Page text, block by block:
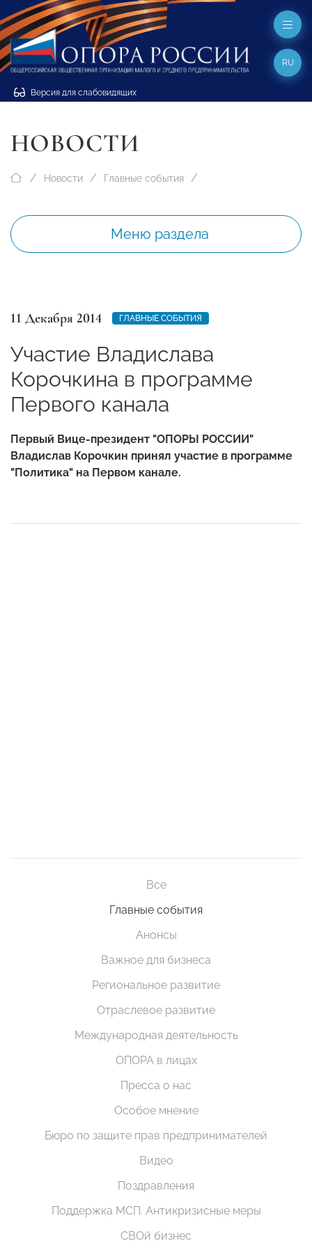
Версия для слабовидящих
RU
НОВОСТИ
Новости Главные события
Меню раздела
11 Декабря 2014 ГЛАВНЫЕ СОБЫТИЯ
Участие Владислава
Корочкина в программе
Первого канала
Первый Вице-президент "ОПОРЫ РОССИИ"
Владислав Корочкин принял участие в программе
"Политика" на Первом канале.
Все
Главные события
Анонсы
Важное для бизнеса
Региональное развитие
Отраслевое развитие
Международная деятельность
ОПОРА в лицах
Пресса о нас
Особое мнение
Бюро по защите прав предпринимателей
Видео
Поздравления
Поддержка МСП. Антикризисные меры
СВОй бизнес